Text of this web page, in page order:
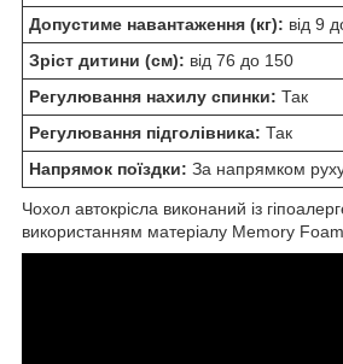
Допустиме навантаження (кг): від 9
Зріст дитини (см): від 76 до 150
Регулювання нахилу спинки: Так
Регулювання підголівника: Так
Напрямок поїздки: За напрямком
Чохол автокрісла виконаний із
використанням матеріалу Memory